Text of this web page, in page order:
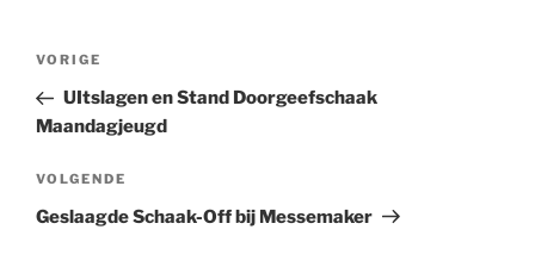
Bericht
Vorig
bericht
VORIGE
UItslagen en Stand Doorgeefschaak
Maandagjeugd
Volgend
bericht
VOLGENDE
Geslaagde Schaak-Off bij Messemaker